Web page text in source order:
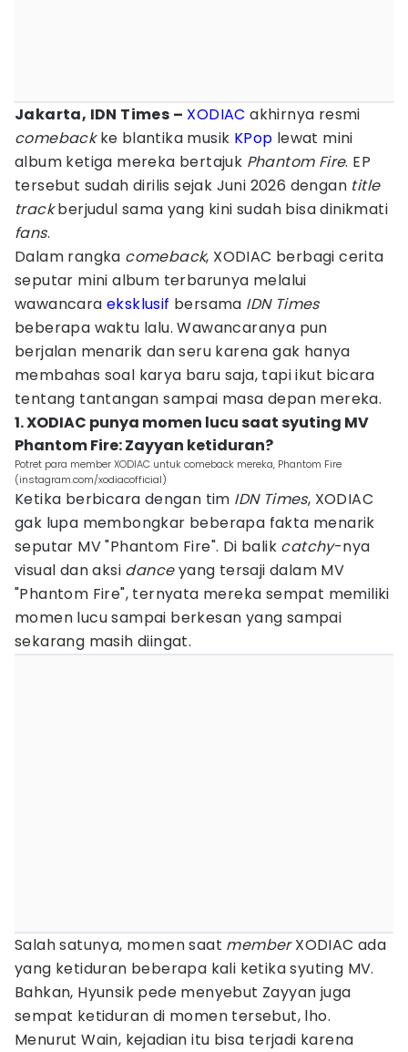
Jakarta, IDN Times – XODIAC akhirnya resmi
comebackke blantika musik KPop lewat mini
album ketiga mereka bertajuk Phantom Fire. EP
tersebut sudah dirilis sejak Juni 2026 dengan title
trackberjudul sama yang kini sudah bisa dinikmati
fans.
Dalam rangka comeback, XODIAC berbagi cerita
seputar mini album terbarunya melalui
wawancaraeksklusif bersama IDN Times
beberapa waktu lalu. Wawancaranya pun
berjalan menarik dan seru karena gak hanya
membahas soal karya baru saja, tapi ikut bicara
tentang tantangan sampai masa depan mereka.
1. XODIAC punya momen lucu saat syuting MV
Phantom Fire: Zayyan ketiduran?
Potret para member XODIAC untuk comeback mereka, Phantom Fire
(instagram.com/xodiacofficial)
Ketika berbicara dengan tim IDN Times, XODIAC
gak lupa membongkar beberapa fakta menarik
seputar MV "Phantom Fire". Di balik catchy-nya
visual dan aksi danceyang tersaji dalam MV
"Phantom Fire", ternyata mereka sempat memiliki
momen lucu sampai berkesan yang sampai
sekarang masih diingat.
Salah satunya, momen saat memberXODIAC ada
yang ketiduran beberapa kali ketika syuting MV.
Bahkan, Hyunsik pede menyebut Zayyan juga
sempat ketiduran di momen tersebut, lho.
Menurut Wain, kejadian itu bisa terjadi karena